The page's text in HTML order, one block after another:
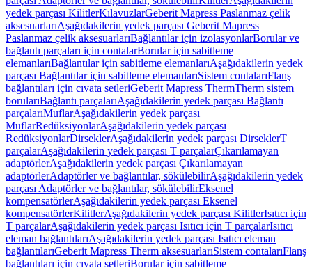
yedek parçası KilitlerKılavuzlarGeberit Mapress Paslanmaz çelik
aksesuarlarıAşağıdakilerin yedek parçası Geberit Mapress
Paslanmaz çelik aksesuarlarıBağlantılar için izolasyonlarBorular ve
bağlantı parçaları için contalarBorular için sabitleme
elemanlarıBağlantılar için sabitleme elemanlarıAşağıdakilerin yedek
parçası Bağlantılar için sabitleme elemanlarıSistem contalarıFlanş
bağlantıları için cıvata setleriGeberit Mapress ThermTherm sistem
borularıBağlantı parçalarıAşağıdakilerin yedek parçası Bağlantı
parçalarıMuflarAşağıdakilerin yedek parçası
MuflarRedüksiyonlarAşağıdakilerin yedek parçası
RedüksiyonlarDirseklerAşağıdakilerin yedek parçası DirseklerT
parçalarAşağıdakilerin yedek parçası T parçalarÇıkarılamayan
adaptörlerAşağıdakilerin yedek parçası Çıkarılamayan
adaptörlerAdaptörler ve bağlantılar, sökülebilirAşağıdakilerin yedek
parçası Adaptörler ve bağlantılar, sökülebilirEksenel
kompensatörlerAşağıdakilerin yedek parçası Eksenel
kompensatörlerKilitlerAşağıdakilerin yedek parçası KilitlerIsıtıcı için
T parçalarAşağıdakilerin yedek parçası Isıtıcı için T parçalarIsıtıcı
eleman bağlantılarıAşağıdakilerin yedek parçası Isıtıcı eleman
bağlantılarıGeberit Mapress Therm aksesuarlarıSistem contalarıFlanş
bağlantıları için cıvata setleriBorular için sabitleme